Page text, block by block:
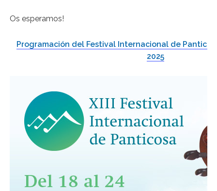
Os esperamos!
Programación del Festival Internacional de
2025